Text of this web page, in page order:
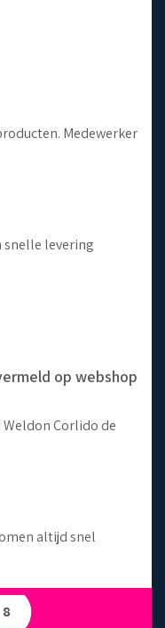
Medewerker
snelle levering
op webshop
Weldon Corlido de
altijd snel
8